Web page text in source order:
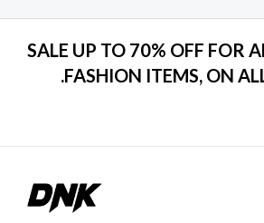
SALE UP TO 70% OFF FOR
FASHION ITEMS, ON